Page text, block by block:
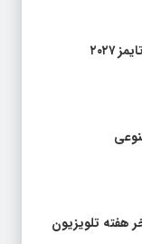
هفته تلویزیون